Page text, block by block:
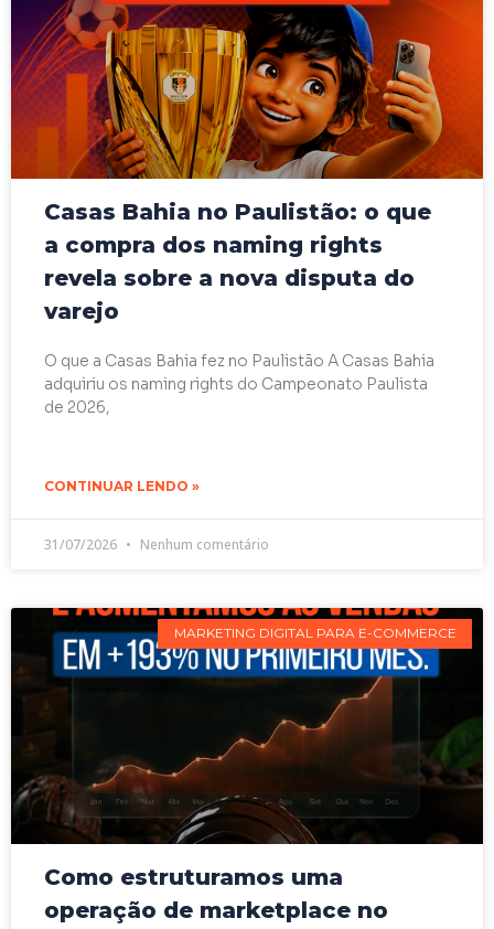
Casas Bahia no Paulistão: o que
a compra dos naming rights
revela sobre a nova disputa do
varejo
O que a Casas Bahia fez no Paulistão A Casas Bahia
adquiriu os naming rights do Campeonato Paulista
de 2026,
CONTINUAR LENDO »
31/07/2026 Nenhum comentário
MARKETING DIGITAL PARA E-COMMERCE
Como estruturamos uma
operação de marketplace no